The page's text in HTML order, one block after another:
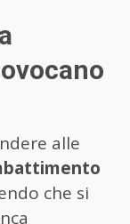
alle
che si